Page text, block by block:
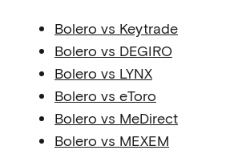
Bolero vs Keytrade
Bolero vs DEGIRO
Bolero vs LYNX
Bolero vs eToro
Bolero vs MeDirect
Bolero vs MEXEM